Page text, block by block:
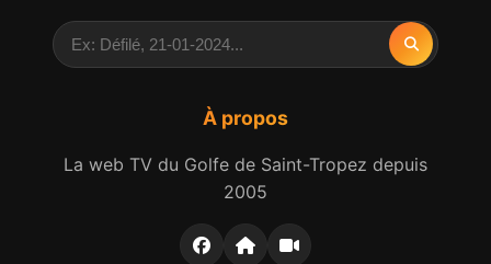
À propos
La web TV du Golfe de Saint-Tropez depuis
2005